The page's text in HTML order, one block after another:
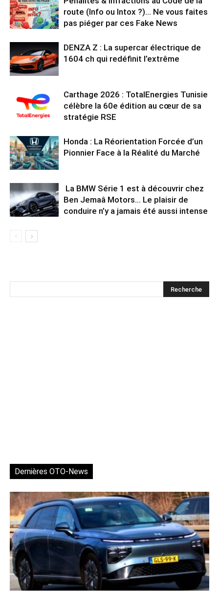
route (Info ou Intox ?)… Ne vous faites
pas piéger par ces Fake News
DENZA Z : La supercar électrique de
1604 ch qui redéfinit l’extrême
Carthage 2026 : TotalEnergies Tunisie
célèbre la 60e édition au cœur de sa
stratégie RSE
Honda : La Réorientation Forcée d’un
Pionnier Face à la Réalité du Marché
La BMW Série 1 est à découvrir chez
Ben Jemaâ Motors… Le plaisir de
conduire n’y a jamais été aussi intense
Dernières OTO-News